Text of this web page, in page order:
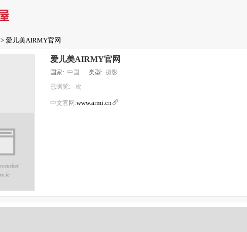
> 爱儿美AIRMY官网
爱儿美AIRMY官网
国家: 中国 类型: 摄影
已浏览: 次
中文官网:www.armi.cn